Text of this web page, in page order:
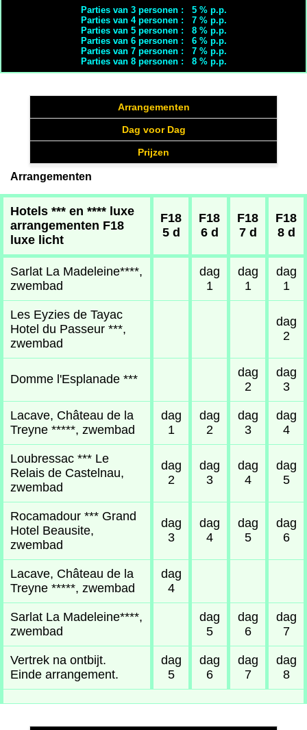
Parties van 3 personen : 5 % p.p.
Parties van 4 personen : 7 % p.p.
Parties van 5 personen : 8 % p.p.
Parties van 6 personen : 6 % p.p.
Parties van 7 personen : 7 % p.p.
Parties van 8 personen : 8 % p.p.
Arrangementen
Dag voor Dag
Prijzen
Arrangementen
Hotels *** en **** luxe
arrangementen F18
luxe licht
F18
5 d
F18
6 d
F18
7 d
F18
8 d
Sarlat La Madeleine****,
zwembad
dag
1
dag
1
dag
1
Les Eyzies de Tayac
Hotel du Passeur ***,
zwembad
dag
2
Domme l'Esplanade ***
dag
2
dag
3
Lacave, Château de la
Treyne *****, zwembad
dag
1
dag
2
dag
3
dag
4
Loubressac *** Le
Relais de Castelnau,
zwembad
dag
2
dag
3
dag
4
dag
5
Rocamadour *** Grand
Hotel Beausite,
zwembad
dag
3
dag
4
dag
5
dag
6
Lacave, Château de la
Treyne *****, zwembad
dag
4
Sarlat La Madeleine****,
zwembad
dag
5
dag
6
dag
7
Vertrek na ontbijt.
Einde arrangement.
dag
5
dag
6
dag
7
dag
8